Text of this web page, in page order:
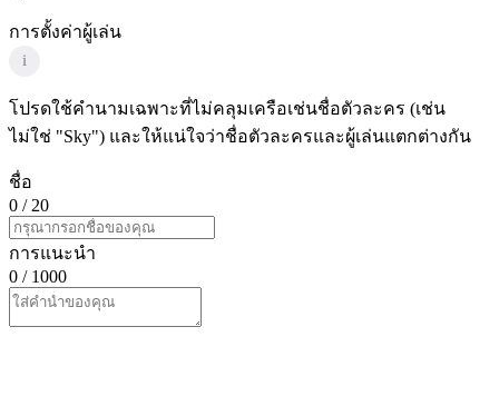
การตั้งค่าผู้เล่น
i
โปรดใช้คำนามเฉพาะที่ไม่คลุมเครือเช่นชื่อตัวละคร (เช่น
ไม่ใช่ "Sky") และให้แน่ใจว่าชื่อตัวละครและผู้เล่นแตกต่างกัน
ชื่อ
0 / 20
การแนะนำ
0 / 1000